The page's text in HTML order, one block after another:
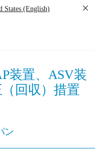
States (English)
装置、ASV装
回収）措置
ン